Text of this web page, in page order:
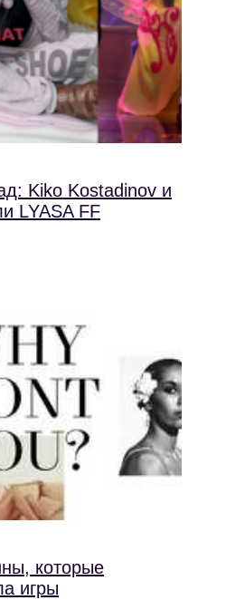
Kiko Kostadinov и
LYASA FF
которые
игры